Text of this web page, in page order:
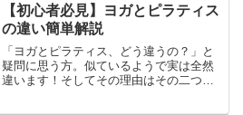
【初心者必見】ヨガとピラティス
の違い簡単解説
「ヨガとピラティス、どう違うの？」と
疑問に思う方。似ているようで実は全然
違います！そしてその理由はその二つが